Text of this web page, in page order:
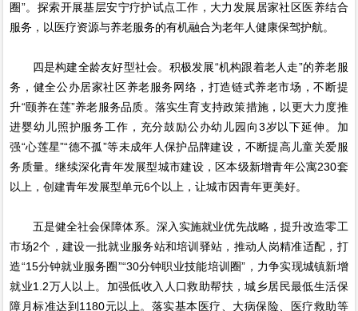
圈”。探索开展基层安宁疗护试点工作，大力发展居家社区医养结合
服务，以医疗资源与养老服务的有机融合为老年人健康保驾护航。
四是构建全龄友好型社会。积极发展“机构跟着老人走”的养老服
务，健全公办居家社区养老服务网络，打造链式养老市场，不断提
升“颐养在莲”养老服务品质。落实生育支持政策措施，以更大力度推
进婴幼儿照护服务工作，充分鼓励公办幼儿园向3岁以下延伸。加
强“心莲星”“德不孤”等未成年人保护品牌建设，不断提高儿童关爱服
务质量。继续深化青年发展型城市建设，区本级新增青年公寓230套
以上，创建青年发展型单元6个以上，让城市因青年更美好。
五是健全社会保障体系。深入实施就业优先战略，提升改造零工
市场2个，建设一批就业服务站和培训驿站，推动人岗精准适配，打
造“15分钟就业服务圈”“30分钟职业技能培训圈”，力争实现城镇新增
就业1.2万人以上。加强低收入人口救助帮扶，城乡居民最低生活保
障月标准达到1180元以上。落实基本医疗、大病保险、医疗救助等